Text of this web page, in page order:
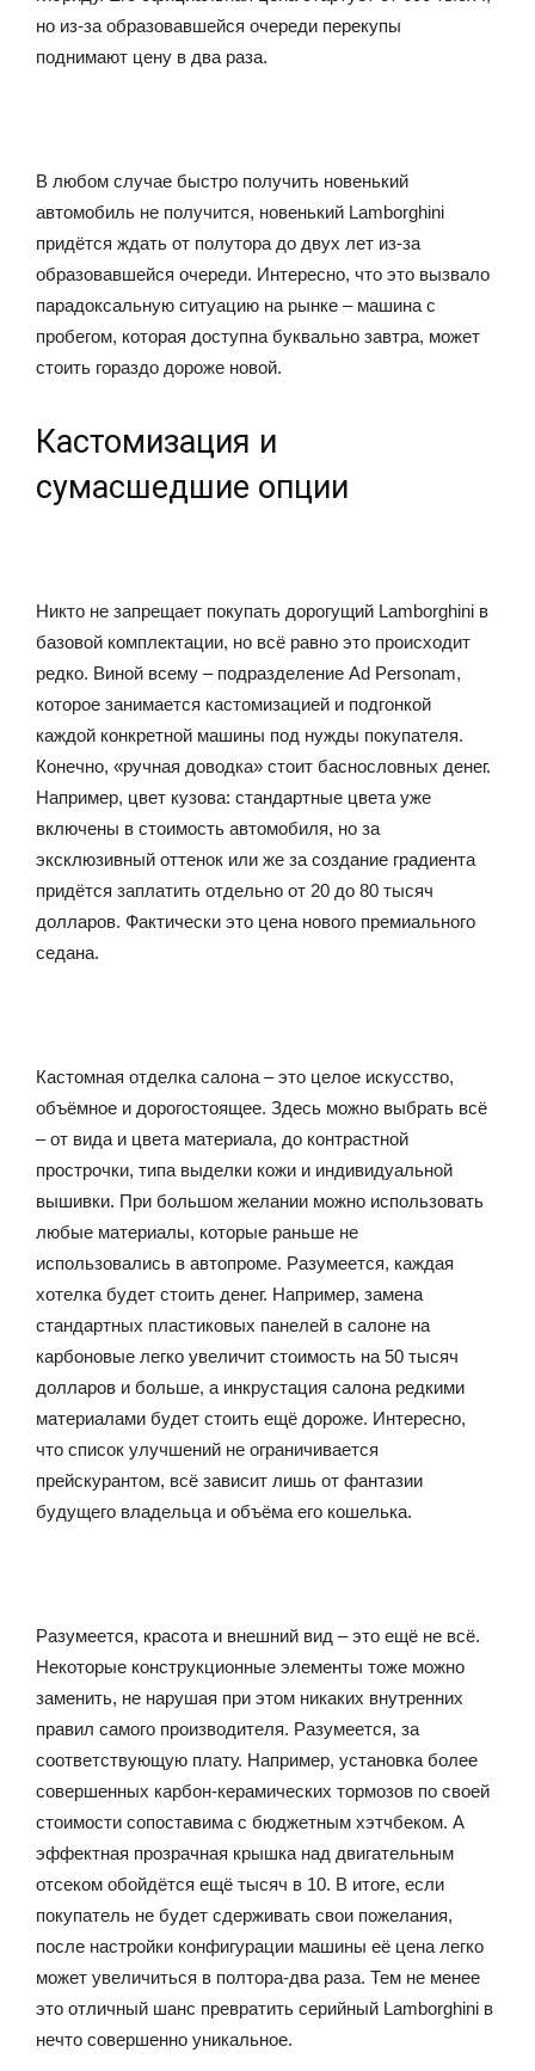
но из-за образовавшейся очереди перекупы
поднимают цену в два раза.
В любом случае быстро получить новенький
автомобиль не получится, новенький Lamborghini
придётся ждать от полутора до двух лет из-за
образовавшейся очереди. Интересно, что это вызвало
парадоксальную ситуацию на рынке – машина с
пробегом, которая доступна буквально завтра, может
стоить гораздо дороже новой.
Кастомизация и
сумасшедшие опции
Никто не запрещает покупать дорогущий Lamborghini в
базовой комплектации, но всё равно это происходит
редко. Виной всему – подразделение Ad Personam,
которое занимается кастомизацией и подгонкой
каждой конкретной машины под нужды покупателя.
Конечно, «ручная доводка» стоит баснословных денег.
Например, цвет кузова: стандартные цвета уже
включены в стоимость автомобиля, но за
эксклюзивный оттенок или же за создание градиента
придётся заплатить отдельно от 20 до 80 тысяч
долларов. Фактически это цена нового премиального
седана.
Кастомная отделка салона – это целое искусство,
объёмное и дорогостоящее. Здесь можно выбрать всё
– от вида и цвета материала, до контрастной
прострочки, типа выделки кожи и индивидуальной
вышивки. При большом желании можно использовать
любые материалы, которые раньше не
использовались в автопроме. Разумеется, каждая
хотелка будет стоить денег. Например, замена
стандартных пластиковых панелей в салоне на
карбоновые легко увеличит стоимость на 50 тысяч
долларов и больше, а инкрустация салона редкими
материалами будет стоить ещё дороже. Интересно,
что список улучшений не ограничивается
прейскурантом, всё зависит лишь от фантазии
будущего владельца и объёма его кошелька.
Разумеется, красота и внешний вид – это ещё не всё.
Некоторые конструкционные элементы тоже можно
заменить, не нарушая при этом никаких внутренних
правил самого производителя. Разумеется, за
соответствующую плату. Например, установка более
совершенных карбон-керамических тормозов по своей
стоимости сопоставима с бюджетным хэтчбеком. А
эффектная прозрачная крышка над двигательным
отсеком обойдётся ещё тысяч в 10. В итоге, если
покупатель не будет сдерживать свои пожелания,
после настройки конфигурации машины её цена легко
может увеличиться в полтора-два раза. Тем не менее
это отличный шанс превратить серийный Lamborghini в
нечто совершенно уникальное.